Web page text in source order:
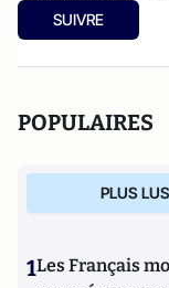
SUIVRE
POPULAIRES
PLUS LUS
1Les Français